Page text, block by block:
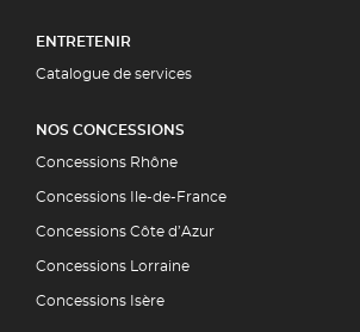
ENTRETENIR
Catalogue de services
NOS CONCESSIONS
Concessions Rhône
Concessions Ile-de-France
Concessions Côte d’Azur
Concessions Lorraine
Concessions Isère